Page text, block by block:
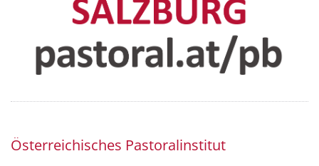
Österreichisches Pastoralinstitut